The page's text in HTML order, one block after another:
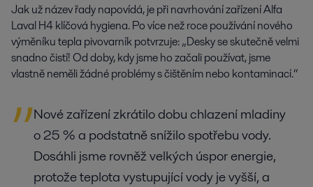
Jak už název řady napovídá, je při navrhování zařízení Alfa
Laval H4 klíčová hygiena. Po více než roce používání nového
výměníku tepla pivovarník potvrzuje: „Desky se skutečně velmi
snadno čistí! Od doby, kdy jsme ho začali používat, jsme
vlastně neměli žádné problémy s čištěním nebo kontaminací.“
Nové zařízení zkrátilo dobu chlazení mladiny
o 25 % a podstatně snížilo spotřebu vody.
Dosáhli jsme rovněž velkých úspor energie,
protože teplota vystupující vody je vyšší, a